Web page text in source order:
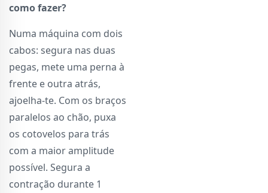
como fazer?
Numa máquina com dois
cabos: segura nas duas
pegas, mete uma perna à
frente e outra atrás,
ajoelha-te. Com os braços
paralelos ao chão, puxa
os cotovelos para trás
com a maior amplitude
possível. Segura a
contração durante 1